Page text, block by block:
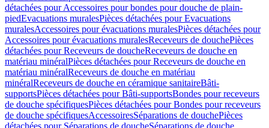
détachées pour Accessoires pour bondes pour douche de plain-
piedEvacuations muralesPièces détachées pour Evacuations
muralesAccessoires pour évacuations muralesPièces détachées pour
Accessoires pour évacuations muralesReceveurs de douchePièces
détachées pour Receveurs de doucheReceveurs de douche en
matériau minéralPièces détachées pour Receveurs de douche en
matériau minéralReceveurs de douche en matériau
minéralReceveurs de douche en céramique sanitaireBâti-
supportsPièces détachées pour Bâti-supportsBondes pour receveurs
de douche spécifiquesPièces détachées pour Bondes pour receveurs
de douche spécifiquesAccessoiresSéparations de douchePièces
détachées pour Séparations de doucheSéparations de douche